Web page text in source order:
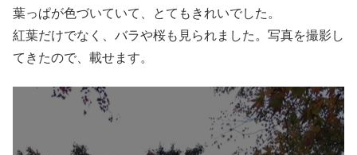
葉っぱが色づいていて、とてもきれいでした。
紅葉だけでなく、バラや桜も見られました。写真を撮影し
てきたので、載せます。